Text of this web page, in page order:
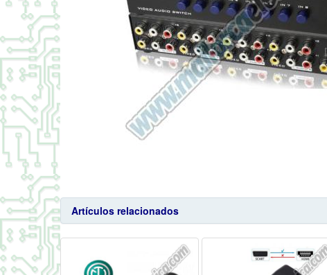
Artículos relacionados